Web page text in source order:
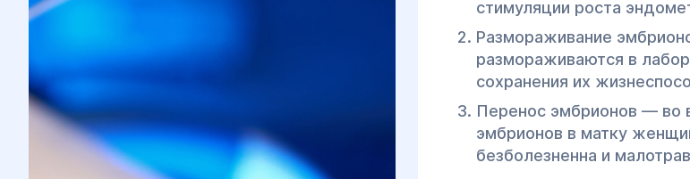
стимуляции роста
Размораживание
размораживаются в
сохранения их
Перенос эмбрионов — во
эмбрионов в матку
безболезненна и